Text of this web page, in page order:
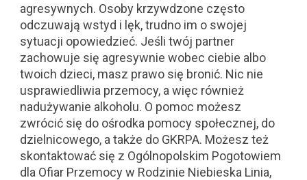
agresywnych. Osoby krzywdzone często
odczuwają wstyd i lęk, trudno im o swojej
sytuacji opowiedzieć. Jeśli twój partner
zachowuje się agresywnie wobec ciebie albo
twoich dzieci, masz prawo się bronić. Nic nie
usprawiedliwia przemocy, a więc również
nadużywanie alkoholu. O pomoc możesz
zwrócić się do ośrodka pomocy społecznej, do
dzielnicowego, a także do GKRPA. Możesz też
skontaktować się z Ogólnopolskim Pogotowiem
dla Ofiar Przemocy w Rodzinie Niebieska Linia,